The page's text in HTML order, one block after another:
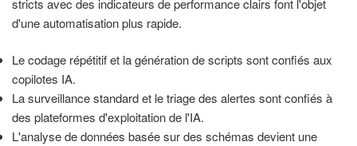
stricts avec des indicateurs de performance clairs font l'objet
d'une automatisation plus rapide.
Le codage répétitif et la génération de scripts sont confiés aux
copilotes IA.
La surveillance standard et le triage des alertes sont confiés à
des plateformes d'exploitation de l'IA.
L'analyse de données basée sur des schémas devient une